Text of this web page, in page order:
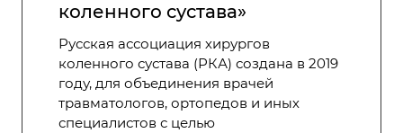
коленного сустава»
Русская ассоциация хирургов
коленного сустава (РКА) создана в 2019
году, для объединения врачей
травматологов, ортопедов и иных
специалистов с целью